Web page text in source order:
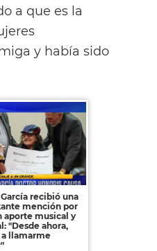
a que es la
y había sido
recibió una
mención por
aporte musical y
"Desde ahora,
a llamarme